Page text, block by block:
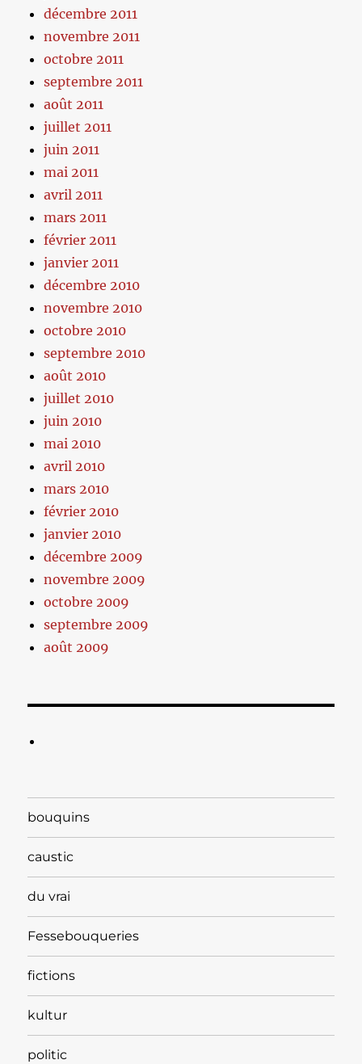
décembre 2011
novembre 2011
octobre 2011
septembre 2011
août 2011
juillet 2011
juin 2011
mai 2011
avril 2011
mars 2011
février 2011
janvier 2011
décembre 2010
novembre 2010
octobre 2010
septembre 2010
août 2010
juillet 2010
juin 2010
mai 2010
avril 2010
mars 2010
février 2010
janvier 2010
décembre 2009
novembre 2009
octobre 2009
septembre 2009
août 2009
bouquins
caustic
du vrai
Fessebouqueries
fictions
kultur
politic